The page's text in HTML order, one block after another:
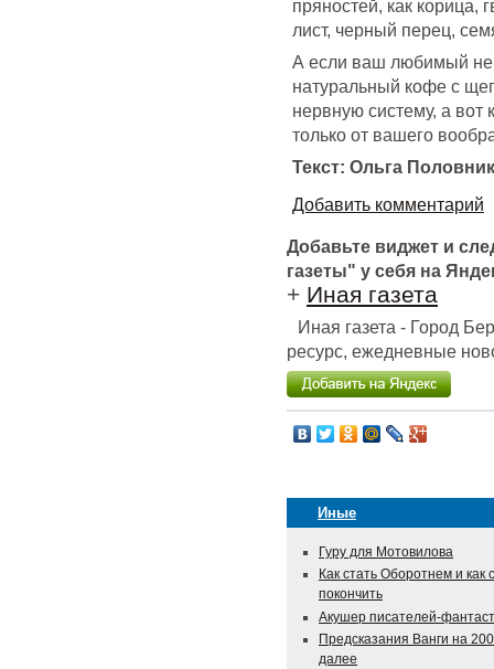
пряностей, как корица,
лист, черный перец,
А если ваш любимый не
натуральный кофе с
нервную систему, а вот
только от вашего
Текст: Ольга
Добавить комментарий
Добавьте виджет и
газеты" у себя на
+ Иная газета
Иная газета - Город
ресурс, ежедневные
Иные
Гуру для Мотовилова
Как стать Оборотнем и как
покончить
Акушер писателей-
Предсказания Ванги на
далее